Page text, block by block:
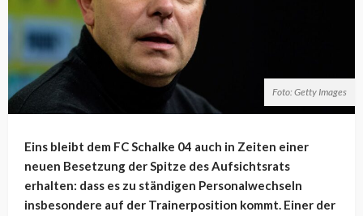
Foto: Getty Images
Eins bleibt dem FC Schalke 04 auch in Zeiten einer
neuen Besetzung der Spitze des Aufsichtsrats
erhalten: dass es zu ständigen Personalwechseln
insbesondere auf der Trainerposition kommt. Einer der